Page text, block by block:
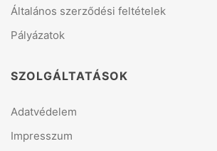
Általános szerződési feltételek
Pályázatok
SZOLGÁLTATÁSOK
Adatvédelem
Impresszum